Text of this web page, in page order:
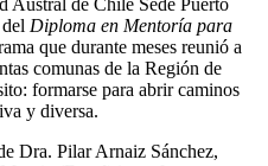
Austral de Chile Sede Puerto
Diploma en Mentoría para
que durante meses reunió a
comunas de la Región de
formarse para abrir caminos
y diversa.
Dra. Pilar Arnaiz Sánchez,